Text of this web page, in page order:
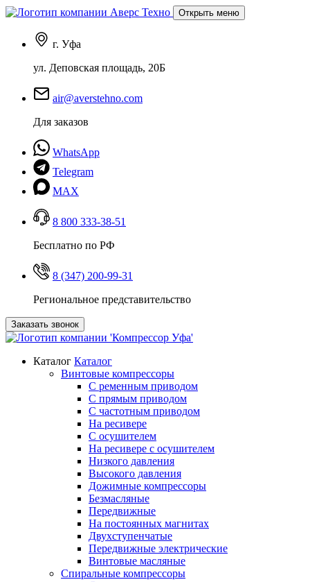
Открыть меню
г. Уфа
ул. Деповская площадь, 20Б
air@averstehno.com
Для заказов
WhatsApp
Telegram
MAX
8 800 333-38-51
Бесплатно по РФ
8 (347) 200-99-31
Региональное представительство
Заказать звонок
Каталог Каталог
Винтовые компрессоры
С ременным приводом
С прямым приводом
С частотным приводом
На ресивере
С осушителем
На ресивере с осушителем
Низкого давления
Высокого давления
Дожимные компрессоры
Безмасляные
Передвижные
На постоянных магнитах
Двухступенчатые
Передвижные электрические
Винтовые масляные
Спиральные компрессоры